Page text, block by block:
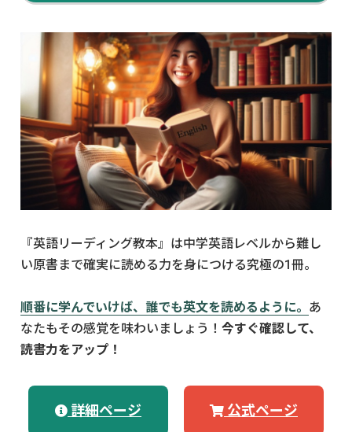
『英語リーディング教本』は中学英語レベルから難し
い原書まで確実に読める力を身につける究極の1冊。
順番に学んでいけば、誰でも英文を読めるように。 あ
なたもその感覚を味わいましょう！ 今すぐ確認して、
読書力をアップ！
詳細ページ 公式ページ